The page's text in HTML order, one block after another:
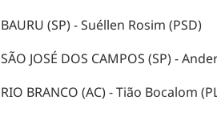
BAURU (SP) - Suéllen Rosim (PSD)
SÃO JOSÉ DOS CAMPOS (SP) -
RIO BRANCO (AC) - Tião Bocalom